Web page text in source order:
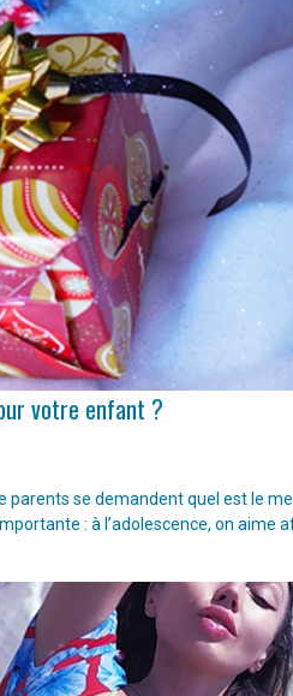
votre enfant ?
parents se demandent quel est le
: à l’adolescence, on aime